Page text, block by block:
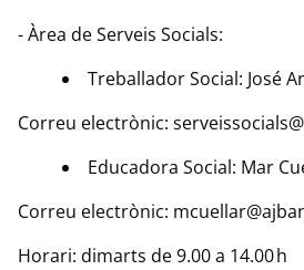
- Àrea de Serveis Socials:
Treballador Social: José
Correu electrònic:
Educadora Social: Mar
Correu electrònic:
Horari: dimarts de 9.00 a 14.00 h